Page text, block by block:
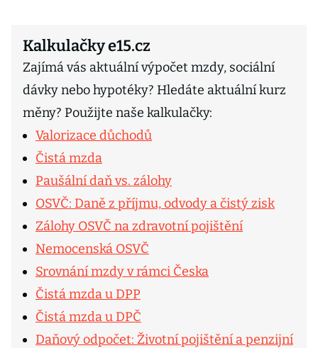
Kalkulačky e15.cz
Zajímá vás aktuální výpočet mzdy, sociální
dávky nebo hypotéky? Hledáte aktuální kurz
měny? Použijte naše kalkulačky:
Valorizace důchodů
Čistá mzda
Paušální daň vs. zálohy
OSVČ: Daně z příjmu, odvody a čistý zisk
Zálohy OSVČ na zdravotní pojištění
Nemocenská OSVČ
Srovnání mzdy v rámci Česka
Čistá mzda u DPP
Čistá mzda u DPČ
Daňový odpočet: Životní pojištění a penzijní